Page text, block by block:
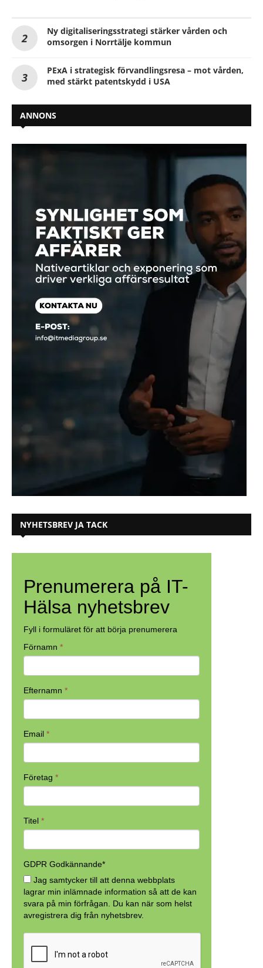
Ny digitaliseringsstrategi stärker vården och
omsorgen i Norrtälje kommun
PExA i strategisk förvandlingsresa – mot vården,
med stärkt patentskydd i USA
ANNONS
NYHETSBREV JA TACK